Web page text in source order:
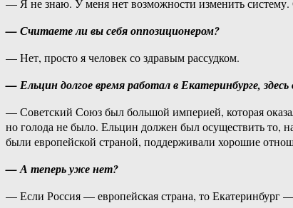
— Я не знаю. У меня нет возможности изменить систему.
— Считаете ли вы себя оппозиционером?
— Нет, просто я человек со здравым рассудком.
— Ельцин долгое время работал в Екатеринбурге,
— Советский Союз был большой империей, которая
но голода не было. Ельцин должен был осуществить то,
были европейской страной, поддерживали хорошие
— А теперь уже нет?
— Если Россия — европейская страна, то